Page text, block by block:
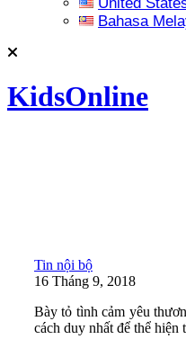
Bahasa
KidsOnline
Tin nội bộ
16 Tháng 9, 2018
Bày tỏ tình cảm yêu
cách duy nhất để thể hiện